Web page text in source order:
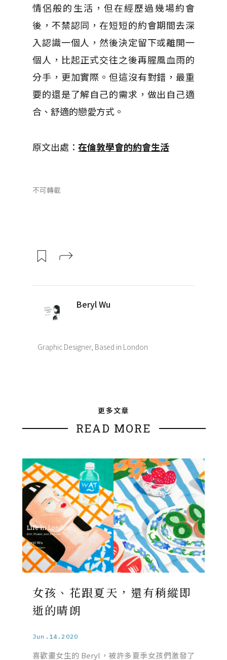
情侶般的生活，但在經歷過幾場約會
後，不禁認同，在短短的約會期間去深
入認識一個人，然後決定留下或離開一
個人，比起正式交往之後再腥風血雨的
分手，更加實際。但這沒有對錯，最重
要的還是了解自己的需求，做出自己適
合、舒適的戀愛方式。
原文出處： 在倫敦學會的約會生活
不可轉載
Beryl Wu
Graphic Designer, Based in London
更多文章
READ MORE
女孩、花跟夏天，還有稍縱即
逝的晴朗
Jun.14.2020
喜歡畫女生的 Beryl，被許多夏季女孩們激發了